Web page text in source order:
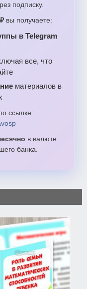
подписку.
вы получаете:
в Telegram
все, что
материалов в
ссылке:
в валюте
банка.